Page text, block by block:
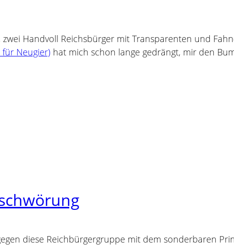
Handvoll Reichsbürger mit Transparenten und
Neugier) hat mich schon lange gedrängt, mir den
diese Reichbürgergruppe mit dem sonderbaren